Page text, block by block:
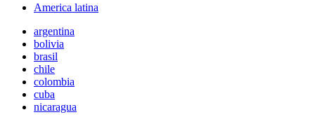
America latina
argentina
bolivia
brasil
chile
colombia
cuba
nicaragua